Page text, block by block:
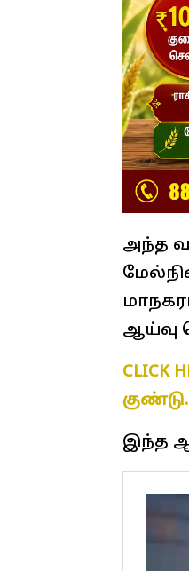
அந்த
ஆய்வு
CLICK
இந்த